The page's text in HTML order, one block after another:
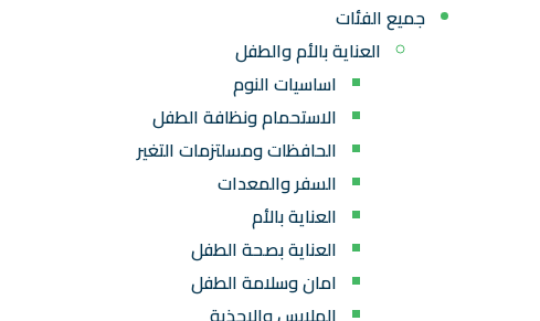
جميع الفئات
العناية بالأم والطفل
اساسيات النوم
الاستحمام ونظافة الطفل
الحافظات ومسلتزمات التغير
السفر والمعدات
العناية بالأم
العناية بصحة الطفل
امان وسلامة الطفل